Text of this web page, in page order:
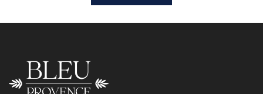
Halterungen und/oder Ausführungen unserer Küchenspülen
benötigen.